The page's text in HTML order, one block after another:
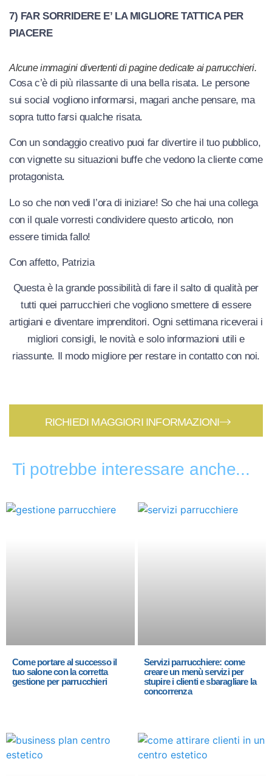
7) FAR SORRIDERE E’ LA MIGLIORE TATTICA PER
PIACERE
Alcune immagini divertenti di pagine dedicate ai parrucchieri.
Cosa c’è di più rilassante di una bella risata. Le persone
sui social vogliono informarsi, magari anche pensare, ma
sopra tutto farsi qualche risata.
Con un sondaggio creativo puoi far divertire il tuo pubblico,
con vignette su situazioni buffe che vedono la cliente come
protagonista.
Lo so che non vedi l’ora di iniziare! So che hai una collega
con il quale vorresti condividere questo articolo, non
essere timida fallo!
Con affetto, Patrizia
Questa è la grande possibilità di fare il salto di qualità per
tutti quei parrucchieri che vogliono smettere di essere
artigiani e diventare imprenditori. Ogni settimana riceverai i
migliori consigli, le novità e solo informazioni utili e
riassunte. Il modo migliore per restare in contatto con noi.
RICHIEDI MAGGIORI INFORMAZIONI
Ti potrebbe interessare anche...
Come portare al successo il
tuo salone con la corretta
gestione per parrucchieri
Servizi parrucchiere: come
creare un menù servizi per
stupire i clienti e sbaragliare la
concorrenza